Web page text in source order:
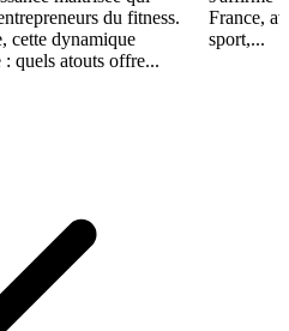
du fitness.
cette dynamique
: quels atouts offre...
France,
sport,...